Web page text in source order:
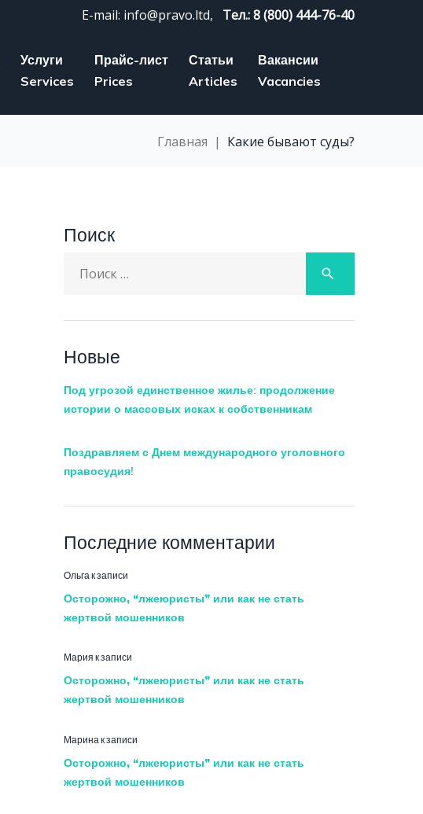
E-mail: info@pravo.ltd, Тел.: 8 (800) 444-76-40
Услуги
Services
Прайс-лист
Prices
Статьи
Articles
Вакансии
Vacancies
Главная | Какие бывают суды?
Поиск
search
Новые
Под угрозой единственное жилье: продолжение
истории о массовых исках к собственникам
Поздравляем с Днем международного уголовного
правосудия!
Последние комментарии
Ольга к записи
Осторожно, “лжеюристы” или как не стать
жертвой мошенников
Мария к записи
Осторожно, “лжеюристы” или как не стать
жертвой мошенников
Марина к записи
Осторожно, “лжеюристы” или как не стать
жертвой мошенников